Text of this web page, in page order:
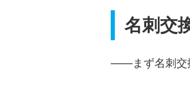
名刺交
――まず名刺交